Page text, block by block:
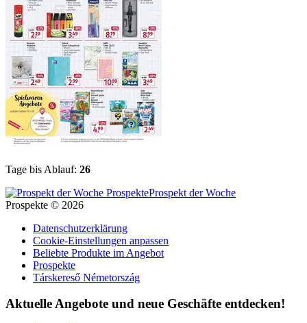
Tage bis Ablauf: 26
Prospekt der Woche
Prospekte © 2026
Datenschutzerklärung
Cookie-Einstellungen anpassen
Beliebte Produkte im Angebot
Prospekte
Társkereső Németország
Aktuelle Angebote und neue Geschäfte entdecken!